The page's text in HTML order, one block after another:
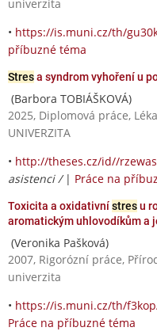
univerzita
• https://is.muni.cz/th/
příbuzné téma
Stresa syndrom vyhoření u
(Barbora TOBIÁŠKOVÁ)
2025, Diplomová práce,
UNIVERZITA
• http://theses.cz/id//
asistenci / | Práce na
Toxicita a oxidativnístresu
aromatickým uhlovodíkům a
(Veronika Pašková)
2007, Rigorózní práce,
univerzita
• https://is.muni.cz/th/
Práce na příbuzné téma